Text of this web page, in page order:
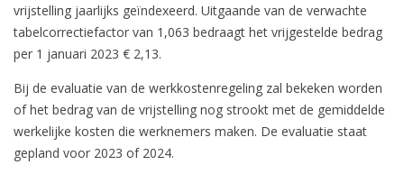
vrijstelling jaarlijks geïndexeerd. Uitgaande van de verwachte
tabelcorrectiefactor van 1,063 bedraagt het vrijgestelde bedrag
per 1 januari 2023 € 2,13.
Bij de evaluatie van de werkkostenregeling zal bekeken worden
of het bedrag van de vrijstelling nog strookt met de gemiddelde
werkelijke kosten die werknemers maken. De evaluatie staat
gepland voor 2023 of 2024.